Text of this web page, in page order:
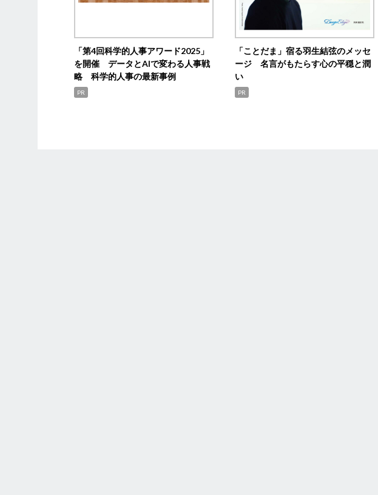
「第4回科学的人事アワード2025」
を開催 データとAIで変わる人事戦
略 科学的人事の最新事例
PR
「ことだま」宿る羽生結弦のメッセ
ージ 名言がもたらす心の平穏と潤
い
PR